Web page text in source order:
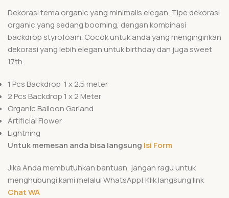
Dekorasi tema organic yang minimalis elegan. Tipe dekorasi
organic yang sedang booming, dengan kombinasi
backdrop styrofoam. Cocok untuk anda yang menginginkan
dekorasi yang lebih elegan untuk birthday dan juga sweet
17th.
1 Pcs Backdrop 1 x 2.5 meter
2 Pcs Backdrop 1 x 2 Meter
Organic Balloon Garland
Artificial Flower
Lightning
Untuk memesan anda bisa langsung Isi Form
Jika Anda membutuhkan bantuan, jangan ragu untuk
menghubungi kami melalui WhatsApp! Klik langsung link
Chat WA